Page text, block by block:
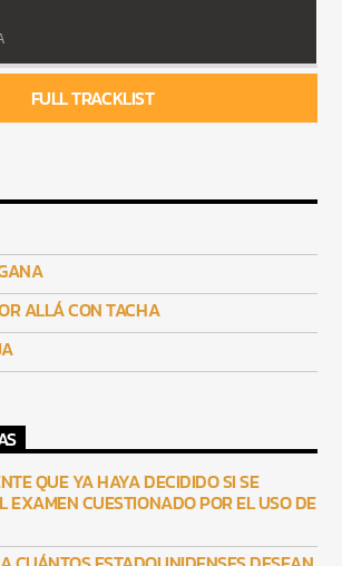
FULL TRACKLIST
ALLÁ CON TACHA
QUE YA HAYA DECIDIDO SI SE
EXAMEN CUESTIONADO POR EL USO DE